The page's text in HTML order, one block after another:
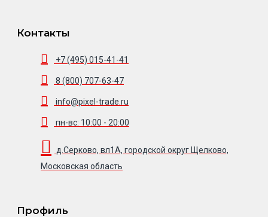
Контакты
+7 (495) 015-41-41
8 (800) 707-63-47
info@pixel-trade.ru
пн-вс: 10:00 - 20:00
д.Серково, вл1А, городской округ Щелково,
Московская область
Профиль